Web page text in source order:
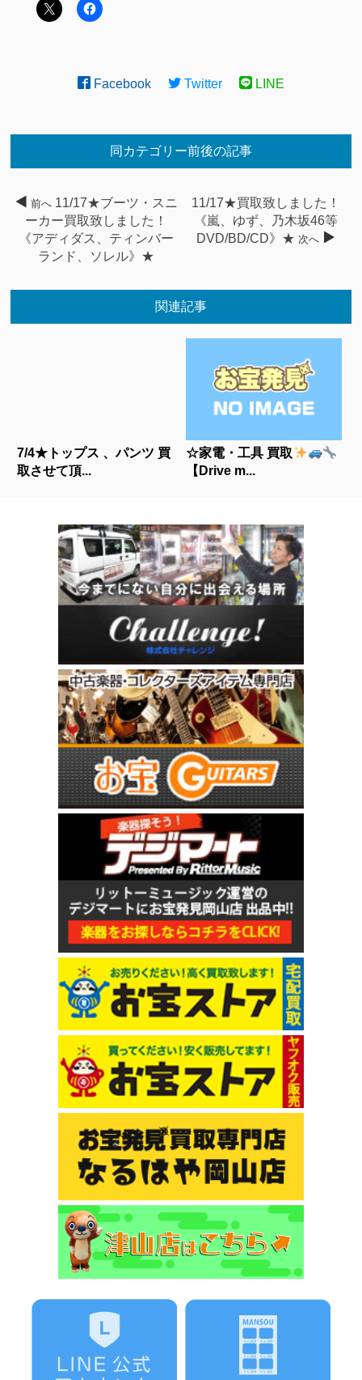
Facebook Twitter LINE
同カテゴリー前後の記事
前へ 11/17★ブーツ・スニ
ーカー買取致しました！
《アディダス、ティンバー
ランド、ソレル》★
11/17★買取致しました！
《嵐、ゆず、乃木坂46等
DVD/BD/CD》★ 次へ
関連記事
7/4★トップス 、パンツ 買
取させて頂...
☆家電・工具 買取
【Drive m...